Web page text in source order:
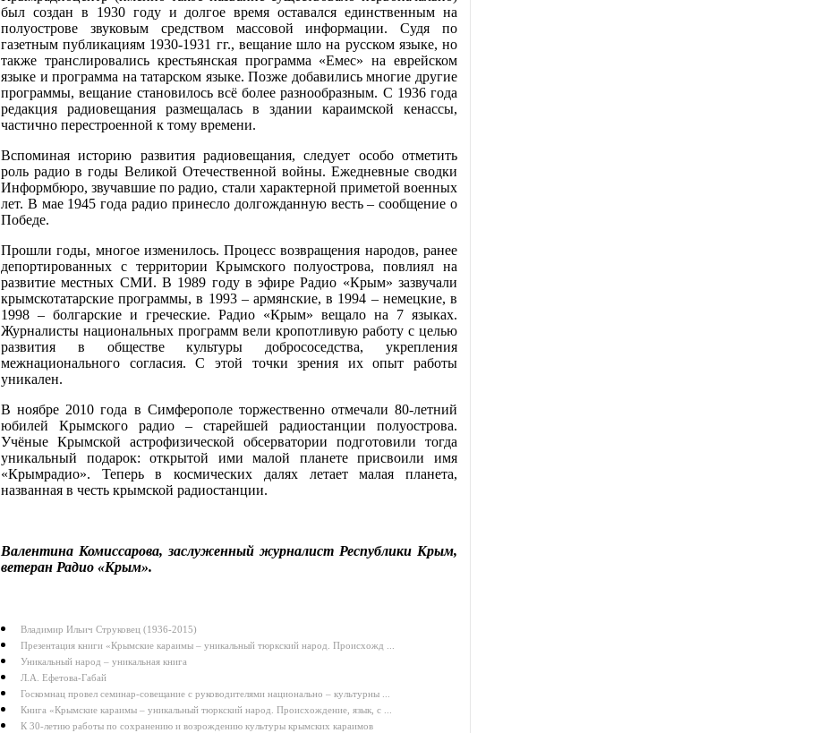
был создан в 1930 году и долгое время оставался единственным на
полуострове звуковым средством массовой информации. Судя по
газетным публикациям 1930-1931 гг., вещание шло на русском языке, но
также транслировались крестьянская программа «Емес» на еврейском
языке и программа на татарском языке. Позже добавились многие другие
программы, вещание становилось всё более разнообразным. С 1936 года
редакция радиовещания размещалась в здании караимской кенассы,
частично перестроенной к тому времени.
Вспоминая историю развития радиовещания, следует особо отметить
роль радио в годы Великой Отечественной войны. Ежедневные сводки
Информбюро, звучавшие по радио, стали характерной приметой военных
лет. В мае 1945 года радио принесло долгожданную весть – сообщение о
Победе.
Прошли годы, многое изменилось. Процесс возвращения народов, ранее
депортированных с территории Крымского полуострова, повлиял на
развитие местных СМИ. В 1989 году в эфире Радио «Крым» зазвучали
крымскотатарские программы, в 1993 – армянские, в 1994 – немецкие, в
1998 – болгарские и греческие. Радио «Крым» вещало на 7 языках.
Журналисты национальных программ вели кропотливую работу с целью
развития в обществе культуры добрососедства, укрепления
межнационального согласия. С этой точки зрения их опыт работы
уникален.
В ноябре 2010 года в Симферополе торжественно отмечали 80-летний
юбилей Крымского радио – старейшей радиостанции полуострова.
Учёные Крымской астрофизической обсерватории подготовили тогда
уникальный подарок: открытой ими малой планете присвоили имя
«Крымрадио». Теперь в космических далях летает малая планета,
названная в честь крымской радиостанции.
Валентина Комиссарова, заслуженный журналист Республики Крым,
ветеран Радио «Крым».
Владимир Ильич Струковец (1936-2015)
Презентация книги «Крымские караимы – уникальный тюркский народ. Происхожд ...
Уникальный народ – уникальная книга
Л.А. Ефетова-Габай
Госкомнац провел семинар-совещание с руководителями национально – культурны ...
Книга «Крымские караимы – уникальный тюркский народ. Происхождение, язык, с ...
К 30-летию работы по сохранению и возрождению культуры крымских караимов